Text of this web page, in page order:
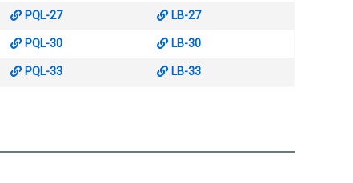
PQL-27 LB-27
PQL-30 LB-30
PQL-33 LB-33